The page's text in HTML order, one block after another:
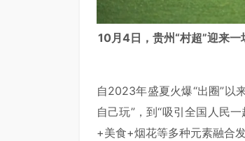
10月4日，贵州“村超”迎来
自2023年盛夏火爆“出圈”以
自己玩”，到“吸引全国人民
+美食+烟花等多种元素融合